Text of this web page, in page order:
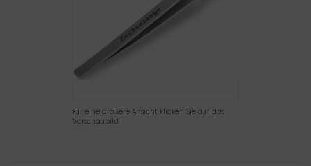
Für eine größere Ansicht klicken Sie auf das
Vorschaubild